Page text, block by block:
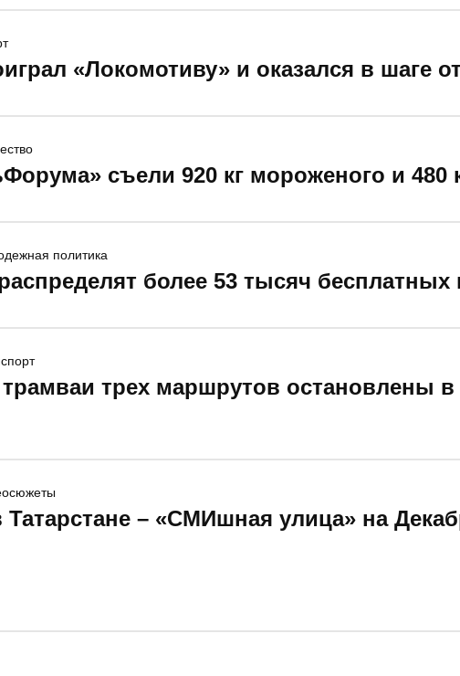
«Локомотиву» и оказался в шаге
съели 920 кг мороженого и 480
более 53 тысяч бесплатных
политика
трех маршрутов остановлены
Татарстане – «СМИшная улица» на